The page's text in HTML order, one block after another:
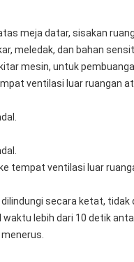
meja datar, sisakan
meledak, dan bahan
mesin, untuk
ventilasi luar ruangan
tempat ventilasi luar
secara ketat,
lebih dari 10 detik